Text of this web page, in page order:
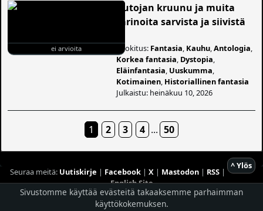
ei arvioita
Kutojan kruunu ja muita
tarinoita sarvista ja siivistä
Luokitus: Fantasia Kauhu ,Antologia
Korkea fantasia Dystopia
Eläinfantasia Uuskumma
Kotimainen Historiallinen fantasia
Julkaistu: heinäkuu 10, 2026
1 2 3 4 ... 50
^ Ylös
Seuraa meitä: Uutiskirje | Facebook| X | Mastodon| RSS|
English Site
Hostingpalvelun tarjoaaPlaneetta Internet Oy
Sivustomme käyttää evästeitä takaaksemme parhaimman
käyttökokemuksen.